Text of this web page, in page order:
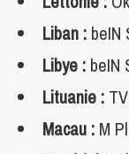
Liban : beIN
Libye : beIN
Lituanie :
Macau : M